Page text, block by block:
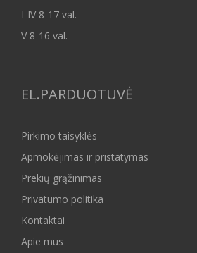
I-IV 8-17 val.
V 8-16 val.
EL.PARDUOTUVĖ
Pirkimo taisyklės
Apmokėjimas ir pristatymas
Prekių grąžinimas
Privatumo politika
Kontaktai
Apie mus